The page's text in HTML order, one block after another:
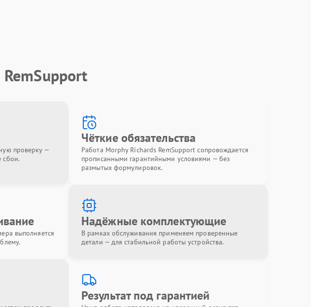
RemSupport
проверку —
сбои.
Чёткие обязательства
Работа Morphy Richards RemSupport сопровождается
прописанными гарантийными условиями — без
размытых формулировок.
выполняется
Надёжные комплектующие
В рамках обслуживания применяем проверенные
детали — для стабильной работы устройства.
Результат под гарантией